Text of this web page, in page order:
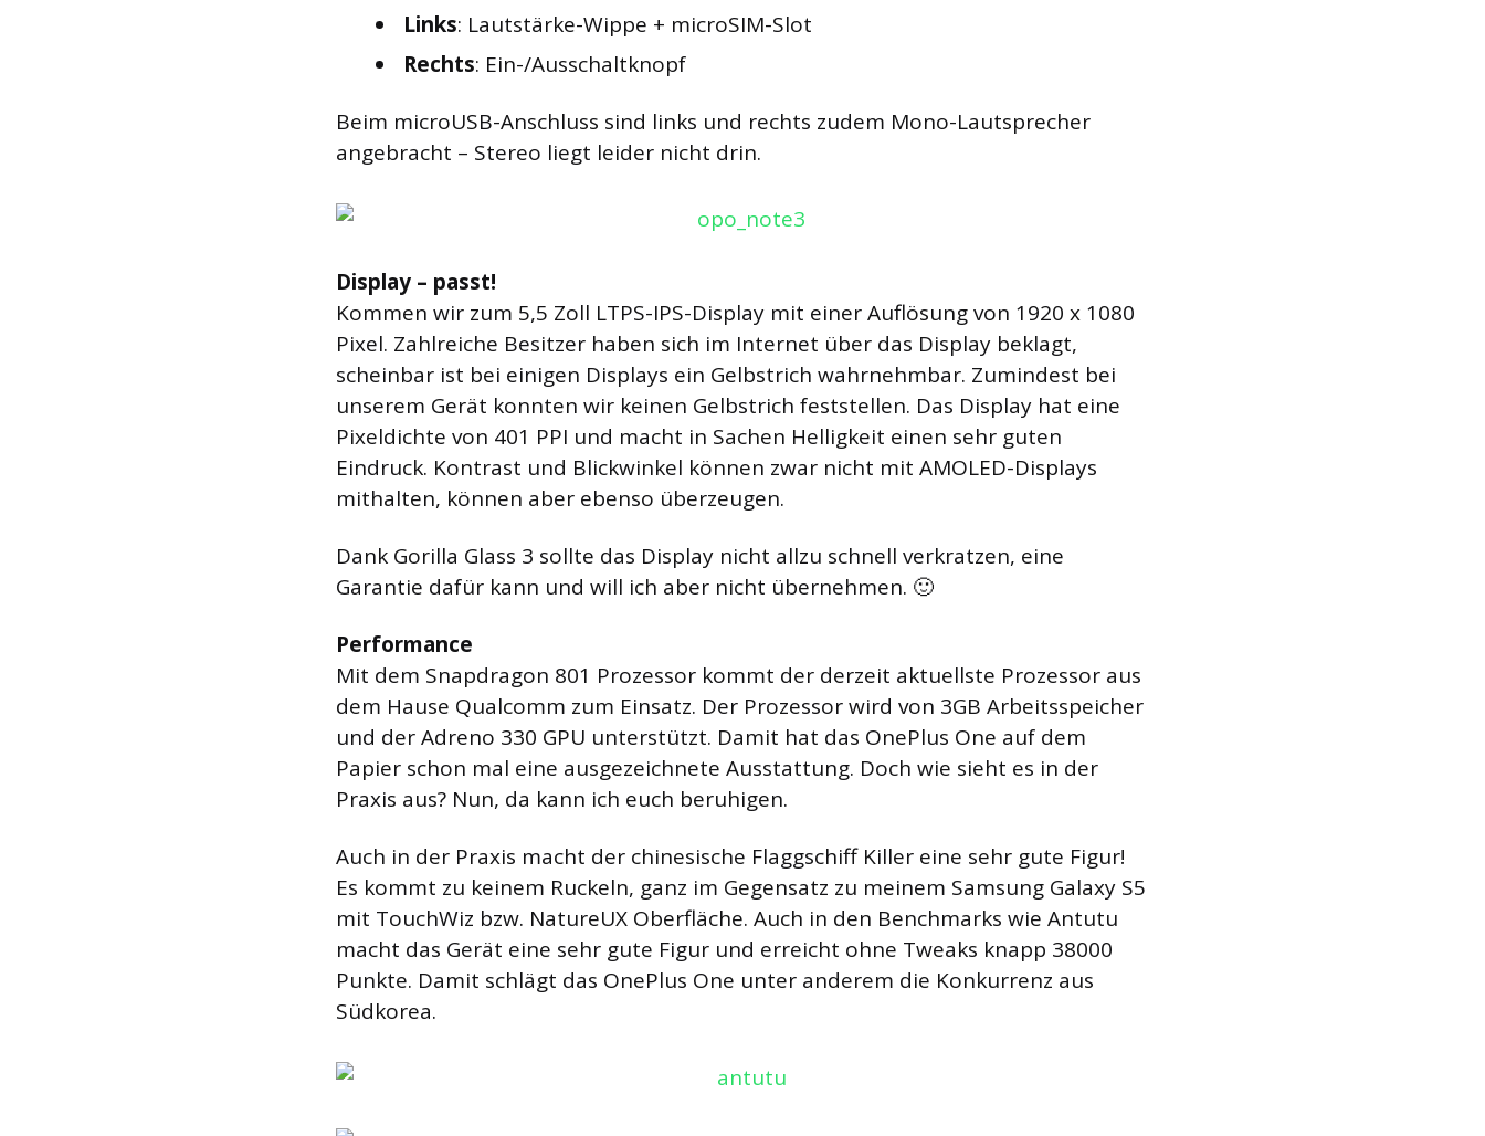
Links: Lautstärke-Wippe + microSIM-Slot
Rechts: Ein-/Ausschaltknopf
Beim microUSB-Anschluss sind links und rechts zudem Mono-Lautsprecher
angebracht – Stereo liegt leider nicht drin.
Display – passt!
Kommen wir zum 5,5 Zoll LTPS-IPS-Display mit einer Auflösung von 1920 x 1080
Pixel. Zahlreiche Besitzer haben sich im Internet über das Display beklagt,
scheinbar ist bei einigen Displays ein Gelbstrich wahrnehmbar. Zumindest bei
unserem Gerät konnten wir keinen Gelbstrich feststellen. Das Display hat eine
Pixeldichte von 401 PPI und macht in Sachen Helligkeit einen sehr guten
Eindruck. Kontrast und Blickwinkel können zwar nicht mit AMOLED-Displays
mithalten, können aber ebenso überzeugen.
Dank Gorilla Glass 3 sollte das Display nicht allzu schnell verkratzen, eine
Garantie dafür kann und will ich aber nicht übernehmen. 🙂
Performance
Mit dem Snapdragon 801 Prozessor kommt der derzeit aktuellste Prozessor aus
dem Hause Qualcomm zum Einsatz. Der Prozessor wird von 3GB Arbeitsspeicher
und der Adreno 330 GPU unterstützt. Damit hat das OnePlus One auf dem
Papier schon mal eine ausgezeichnete Ausstattung. Doch wie sieht es in der
Praxis aus? Nun, da kann ich euch beruhigen.
Auch in der Praxis macht der chinesische Flaggschiff Killer eine sehr gute Figur!
Es kommt zu keinem Ruckeln, ganz im Gegensatz zu meinem Samsung Galaxy S5
mit TouchWiz bzw. NatureUX Oberfläche. Auch in den Benchmarks wie Antutu
macht das Gerät eine sehr gute Figur und erreicht ohne Tweaks knapp 38000
Punkte. Damit schlägt das OnePlus One unter anderem die Konkurrenz aus
Südkorea.